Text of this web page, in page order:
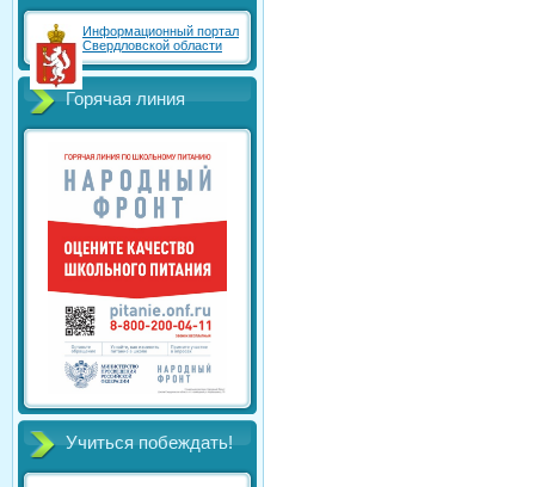
Информационный портал
Свердловской области
Горячая линия
Учиться побеждать!